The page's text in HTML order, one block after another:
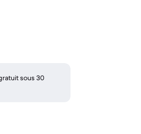
sous 30